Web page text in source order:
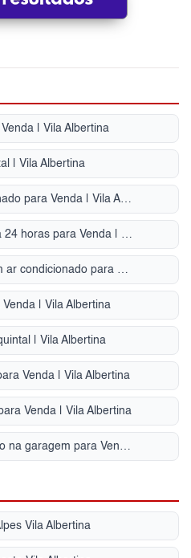
| Vila Albertina
| Vila Albertina
Sobrado com ar condicionado para Venda | Vila Albertina
Apartamento com portaria 24 horas para Venda | Vila Albertina
Condomínio Fechado com ar condicionado para Venda | Vila Albertina
| Vila Albertina
| Vila Albertina
Venda | Vila Albertina
Venda | Vila Albertina
Apartamento com depósito na garagem para Venda | Vila Albertina
Vila Albertina